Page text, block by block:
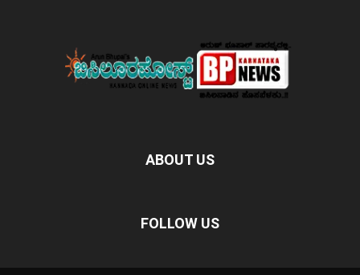
ABOUT US
FOLLOW US